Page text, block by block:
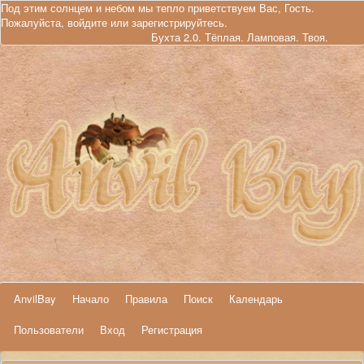
Под этим солнцем и небом мы тепло приветствуем Вас, Гость.
Пожалуйста, войдите или зарегистрируйтесь.
Бухта 2.0. Тёплая. Ламповая. Твоя.
AnvilBay Начало Правила Поиск
Календарь
Пользователи
Вход Регистрация